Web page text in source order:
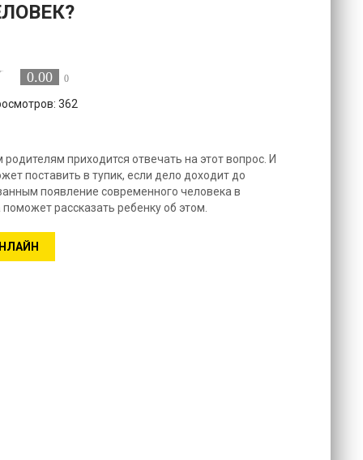
0.00 0
362
приходится отвечать на этот вопрос. И
поставить в тупик, если дело доходит до
появление современного человека в
рассказать ребенку об этом.